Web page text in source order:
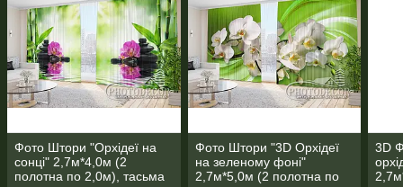
Фото Штори "Орхідеї на
сонці" 2,7м*4,0м (2
полотна по 2,0м), тасьма
Фото Штори "3D Орхідеї
на зеленому фоні"
2,7м*5,0м (2 полотна по
3D